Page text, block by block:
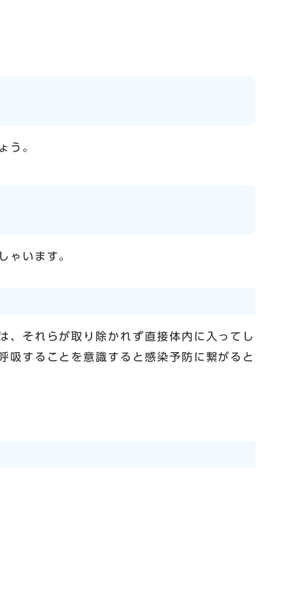
う。
ゃいます。
、それらが取り除かれず直接体内に入ってし
吸することを意識すると感染予防に繋がると